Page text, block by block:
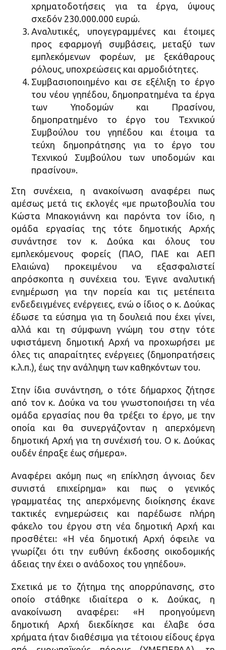
χρηματοδοτήσεις για τα έργα, ύψους
σχεδόν 230.000.000 ευρώ.
Αναλυτικές, υπογεγραμμένες και έτοιμες
προς εφαρμογή συμβάσεις, μεταξύ των
εμπλεκόμενων φορέων, με ξεκάθαρους
ρόλους, υποχρεώσεις και αρμοδιότητες.
Συμβασιοποιημένο και σε εξέλιξη το έργο
του νέου γηπέδου, δημοπρατημένα τα έργα
των Υποδομών και Πρασίνου,
δημοπρατημένο το έργο του Τεχνικού
Συμβούλου του γηπέδου και έτοιμα τα
τεύχη δημοπράτησης για το έργο του
Τεχνικού Συμβούλου των υποδομών και
πρασίνου».
Στη συνέχεια, η ανακοίνωση αναφέρει πως
αμέσως μετά τις εκλογές «με πρωτοβουλία του
Κώστα Μπακογιάννη και παρόντα τον ίδιο, η
ομάδα εργασίας της τότε δημοτικής Αρχής
συνάντησε τον κ. Δούκα και όλους του
εμπλεκόμενους φορείς (ΠΑΟ, ΠΑΕ και ΑΕΠ
Ελαιώνα) προκειμένου να εξασφαλιστεί
απρόσκοπτα η συνέχεια του. Έγινε αναλυτική
ενημέρωση για την πορεία και τις μετέπειτα
ενδεδειγμένες ενέργειες, ενώ ο ίδιος ο κ. Δούκας
έδωσε τα εύσημα για τη δουλειά που έχει γίνει,
αλλά και τη σύμφωνη γνώμη του στην τότε
υφιστάμενη δημοτική Αρχή να προχωρήσει με
όλες τις απαραίτητες ενέργειες (δημοπρατήσεις
κ.λ.π.), έως την ανάληψη των καθηκόντων του.
Στην ίδια συνάντηση, ο τότε δήμαρχος ζήτησε
από τον κ. Δούκα να του γνωστοποιήσει τη νέα
ομάδα εργασίας που θα τρέξει το έργο, με την
οποία και θα συνεργάζονταν η απερχόμενη
δημοτική Αρχή για τη συνέχισή του. Ο κ. Δούκας
ουδέν έπραξε έως σήμερα».
Αναφέρει ακόμη πως «η επίκληση άγνοιας δεν
συνιστά επιχείρημα» και πως ο γενικός
γραμματέας της απερχόμενης διοίκησης έκανε
τακτικές ενημερώσεις και παρέδωσε πλήρη
φάκελο του έργου στη νέα δημοτική Αρχή και
προσθέτει: «Η νέα δημοτική Αρχή όφειλε να
γνωρίζει ότι την ευθύνη έκδοσης οικοδομικής
άδειας την έχει ο ανάδοχος του γηπέδου».
Σχετικά με το ζήτημα της απορρύπανσης, στο
οποίο στάθηκε ιδιαίτερα ο κ. Δούκας, η
ανακοίνωση αναφέρει: «Η προηγούμενη
δημοτική Αρχή διεκδίκησε και έλαβε όσα
χρήματα ήταν διαθέσιμα για τέτοιου είδους έργα